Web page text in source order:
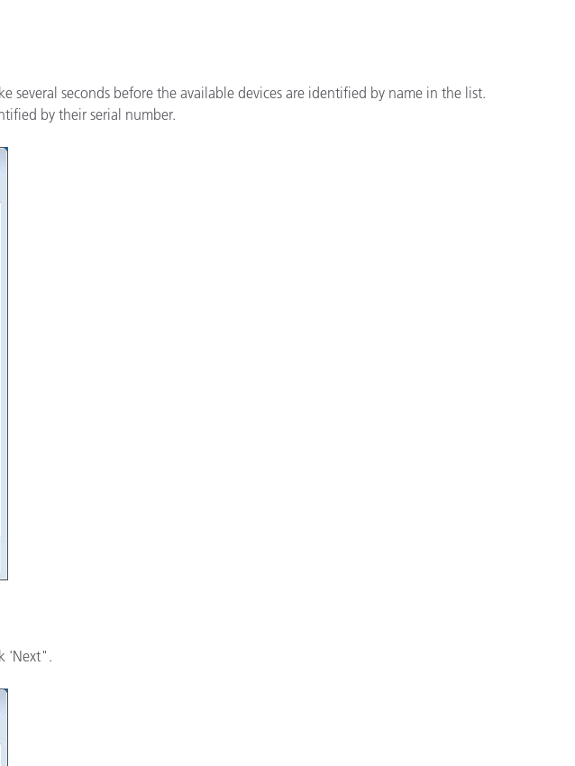
seconds before the available devices are identified by name in the list.
by their serial number.
'Next".